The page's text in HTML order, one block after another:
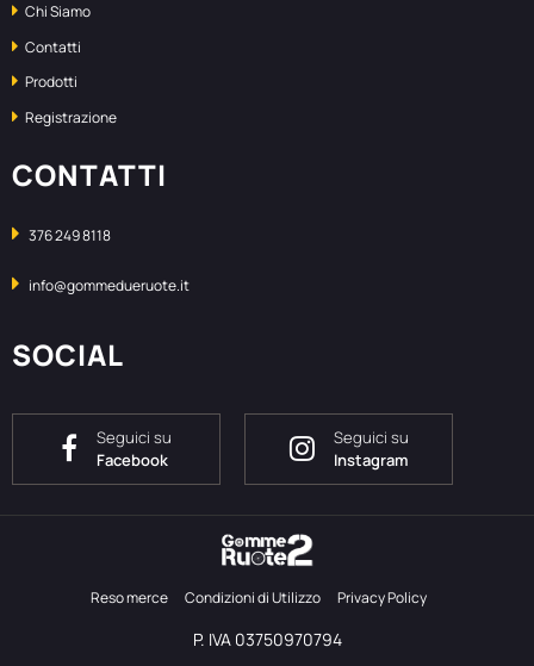
Chi Siamo
Contatti
Prodotti
Registrazione
CONTATTI
376 249 8118
info@gommedueruote.it
SOCIAL
Seguici su
Facebook
Seguici su
Instagram
Reso merce Condizioni di Utilizzo Privacy Policy
P. IVA 03750970794